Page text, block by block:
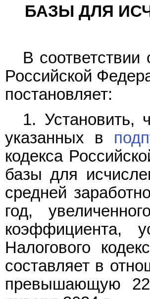
БАЗЫ ДЛЯ
В соответствии
Российской
постановляет:
1. Установить,
указанных в
кодекса
базы для
средней
год,
коэффициента,
Налогового
составляет в
превышающую